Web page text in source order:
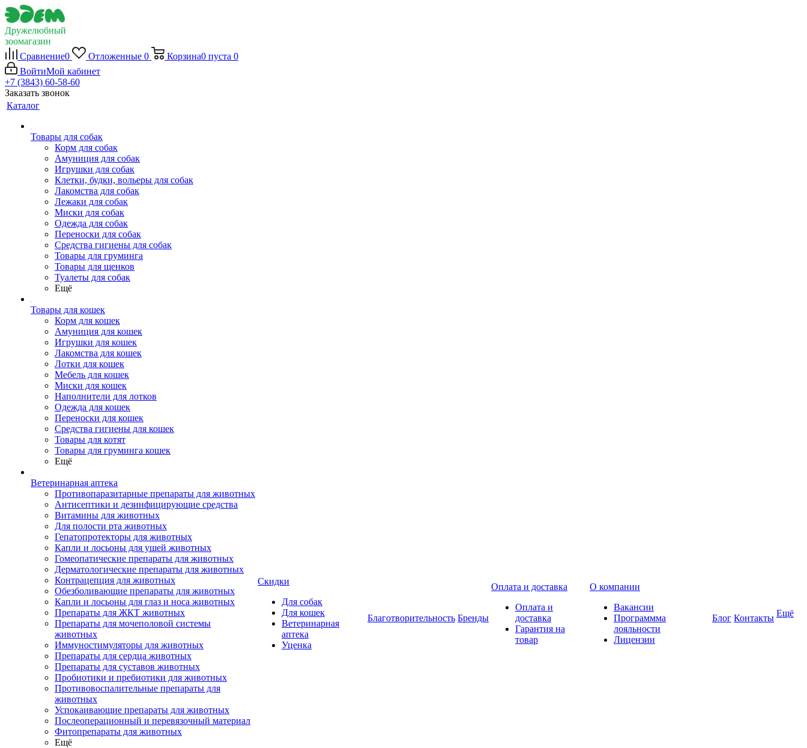
Дружелюбный
зоомагазин
Сравнение0 Отложенные 0 Корзина0 пуста 0
ВойтиМой кабинет
+7 (3843) 60-58-60
Заказать звонок
Каталог
Товары для собак
Корм для собак
Амуниция для собак
Игрушки для собак
Клетки, будки, вольеры для собак
Лакомства для собак
Лежаки для собак
Миски для собак
Одежда для собак
Переноски для собак
Средства гигиены для собак
Товары для груминга
Товары для щенков
Туалеты для собак
Ещё
Товары для кошек
Корм для кошек
Амуниция для кошек
Игрушки для кошек
Лакомства для кошек
Лотки для кошек
Мебель для кошек
Миски для кошек
Наполнители для лотков
Одежда для кошек
Переноски для кошек
Средства гигиены для кошек
Товары для котят
Товары для груминга кошек
Ещё
Ветеринарная аптека
Противопаразитарные препараты для животных
Антисептики и дезинфицирующие средства
Витамины для животных
Для полости рта животных
Гепатопротекторы для животных
Капли и лосьоны для ушей животных
Гомеопатические препараты для животных
Дерматологические препараты для животных
Контрацепция для животных
Обезболивающие препараты для животных
Капли и лосьоны для глаз и носа животных
Препараты для ЖКТ животных
Препараты для мочеполовой системы
животных
Иммуностимуляторы для животных
Препараты для сердца животных
Препараты для суставов животных
Пробиотики и пребиотики для животных
Противовоспалительные препараты для
животных
Успокаивающие препараты для животных
Послеоперационный и перевязочный материал
Фитопрепараты для животных
Ещё
Скидки
Для собак
Для кошек
Ветеринарная
аптека
Уценка
Благотворительность Бренды
Оплата и доставка
Оплата и
доставка
Гарантия на
товар
О компании
Вакансии
Программма
лояльности
Лицензии
Блог Контакты Ещё